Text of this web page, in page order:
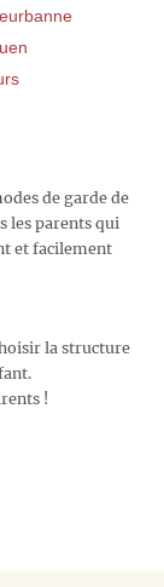
de garde de
les parents qui
et facilement
la structure
!